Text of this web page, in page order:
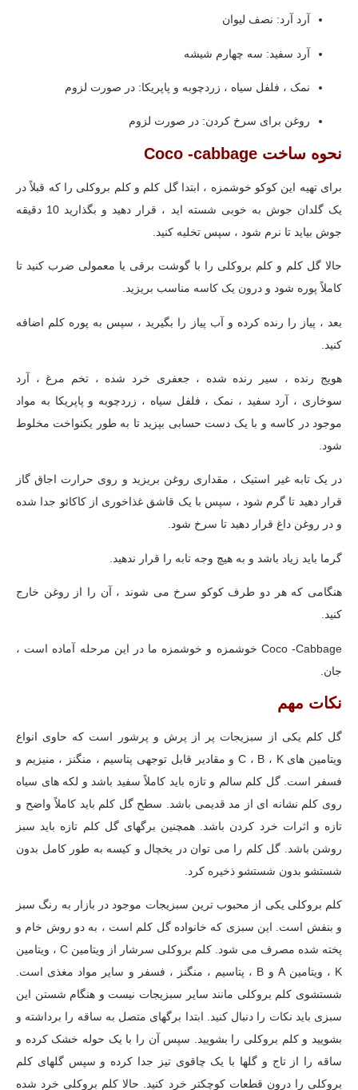
آرد آرد: نصف لیوان
آرد سفید: سه چهارم شیشه
نمک ، فلفل سیاه ، زردچوبه و پاپریکا: در صورت لزوم
روغن برای سرخ کردن: در صورت لزوم
نحوه ساخت Coco -cabbage
برای تهیه این کوکو خوشمزه ، ابتدا گل کلم و کلم بروکلی را که قبلاً در
یک گلدان جوش به خوبی شسته اید ، قرار دهید و بگذارید 10 دقیقه
جوش بیاید تا نرم شود ، سپس تخلیه کنید.
حالا گل کلم و کلم بروکلی را با گوشت برقی یا معمولی ضرب کنید تا
کاملاً پوره شود و درون یک کاسه مناسب بریزید.
بعد ، پیاز را رنده کرده و آب پیاز را بگیرید ، سپس به پوره کلم اضافه
کنید.
هویج رنده ، سیر رنده شده ، جعفری خرد شده ، تخم مرغ ، آرد
سوخاری ، آرد سفید ، نمک ، فلفل سیاه ، زردچوبه و پاپریکا به مواد
موجود در کاسه و با یک دست حسابی بپزید تا به طور یکنواخت مخلوط
شود.
در یک تابه غیر استیک ، مقداری روغن بریزید و روی حرارت اجاق گاز
قرار دهید تا گرم شود ، سپس با یک قاشق غذاخوری از کاکائو جدا شده
و در روغن داغ قرار دهید تا سرخ شود.
گرما باید زیاد باشد و به هیچ وجه تابه را قرار ندهید.
هنگامی که هر دو طرف کوکو سرخ می شوند ، آن را از روغن خارج
کنید.
Coco -Cabbage خوشمزه و خوشمزه ما در این مرحله آماده است ،
جان.
نکات مهم
گل کلم یکی از سبزیجات پر از پرش و پرشور است که حاوی انواع
ویتامین های C ، B ، K و مقادیر قابل توجهی پتاسیم ، منگنز ، منیزیم و
فسفر است. گل کلم سالم و تازه باید کاملاً سفید باشد و لکه های سیاه
روی کلم نشانه ای از مد قدیمی باشد. سطح گل کلم باید کاملاً واضح و
تازه و اثرات خرد کردن باشد. همچنین برگهای گل کلم تازه باید سبز
روشن باشد. گل کلم را می توان در یخچال و کیسه به طور کامل بدون
شستشو بدون شستشو ذخیره کرد.
کلم بروکلی یکی از محبوب ترین سبزیجات موجود در بازار به رنگ سبز
و بنفش است. این سبزی که خانواده گل کلم است ، به دو روش خام و
پخته شده مصرف می شود. کلم بروکلی سرشار از ویتامین C ، ویتامین
K ، ویتامین A و B ، پتاسیم ، منگنز ، فسفر و سایر مواد مغذی است.
شستشوی کلم بروکلی مانند سایر سبزیجات نیست و هنگام شستن این
سبزی باید نکات را دنبال کنید. ابتدا برگهای متصل به ساقه را برداشته و
بشویید و کلم بروکلی را بشویید. سپس آن را با یک حوله خشک کرده و
ساقه را از تاج و گلها با یک چاقوی تیز جدا کرده و سپس گلهای کلم
بروکلی را درون قطعات کوچکتر خرد کنید. حالا کلم بروکلی خرد شده